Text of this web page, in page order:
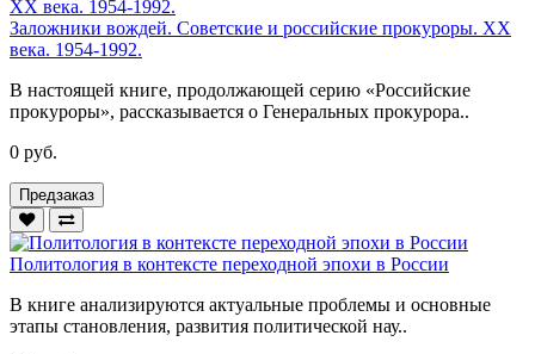
Заложники вождей. Советские и российские прокуроры. ХХ
века. 1954-1992.
В настоящей книге, продолжающей серию «Российские
прокуроры», рассказывается о Генеральных прокурора..
0 руб.
Предзаказ
Политология в контексте переходной эпохи в России
В книге анализируются актуальные проблемы и основные
этапы становления, развития политической нау..